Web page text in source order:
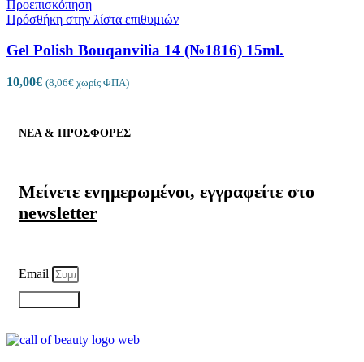
Προεπισκόπηση
Πρόσθήκη στην λίστα επιθυμιών
Gel Polish Bouqanvilia 14 (№1816) 15ml.
10,00€ (8,06€ χωρίς ΦΠΑ)
ΝΕΑ & ΠΡΟΣΦΟΡΕΣ
Μείνετε ενημερωμένοι, εγγραφείτε στο
newsletter
Email